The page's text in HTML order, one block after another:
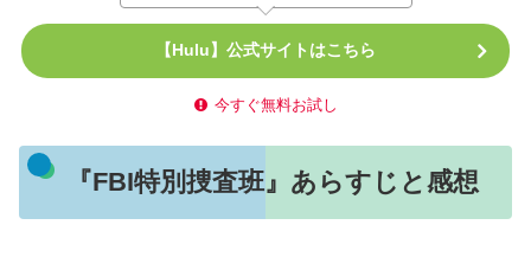
【Hulu】公式サイトはこちら
今すぐ無料お試し
『FBI特別捜査班』あらすじと感想